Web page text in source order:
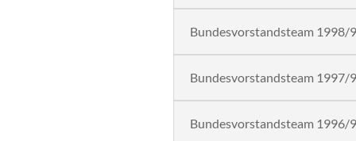
Bundesvorstandsteam 1998/
Bundesvorstandsteam 1997/
Bundesvorstandsteam 1996/